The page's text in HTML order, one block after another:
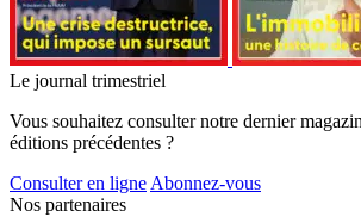
Le journal trimestriel
Vous souhaitez consulter notre dernier
éditions précédentes ?
Consulter en ligne Abonnez-vous
Nos partenaires